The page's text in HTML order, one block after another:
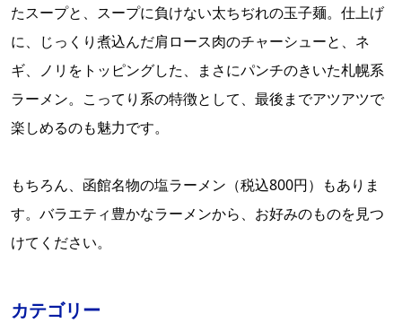
たスープと、スープに負けない太ちぢれの玉子麺。仕上げ
に、じっくり煮込んだ肩ロース肉のチャーシューと、ネ
ギ、ノリをトッピングした、まさにパンチのきいた札幌系
ラーメン。こってり系の特徴として、最後までアツアツで
楽しめるのも魅力です。
もちろん、函館名物の塩ラーメン（税込800円）もありま
す。バラエティ豊かなラーメンから、お好みのものを見つ
けてください。
カテゴリー